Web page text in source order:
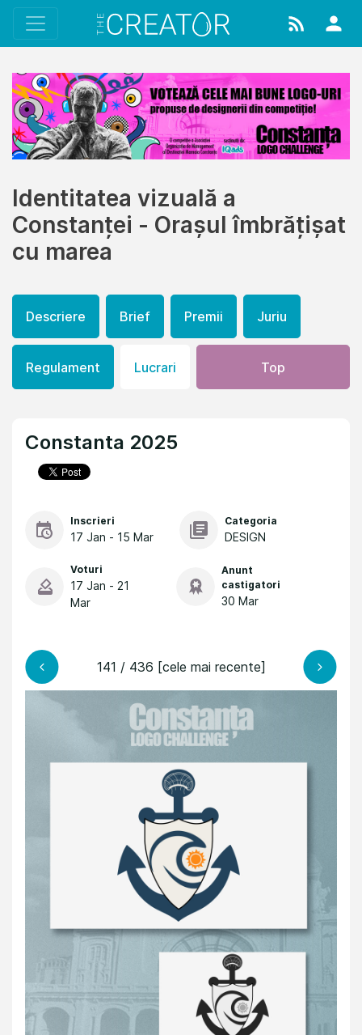
Identitatea vizuală a
Constanței - Orașul îmbrățișat
cu marea
Descriere Brief Premii Juriu
Regulament Lucrari Top
Constanta 2025
Inscrieri
17 Jan - 15 Mar
Categoria
DESIGN
Voturi
17 Jan - 21
Mar
Anunt
castigatori
30 Mar
141 / 436 [cele mai recente]